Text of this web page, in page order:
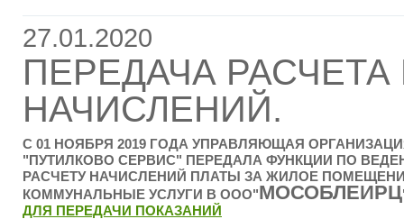
27.01.2020
ПЕРЕДАЧА РАСЧЕТА
НАЧИСЛЕНИЙ.
С 01 НОЯБРЯ 2019 ГОДА УПРАВЛЯЮЩАЯ
"ПУТИЛКОВО СЕРВИС" ПЕРЕДАЛА ФУНКЦИИ ПО
РАСЧЕТУ НАЧИСЛЕНИЙ ПЛАТЫ ЗА ЖИЛОЕ
КОММУНАЛЬНЫЕ УСЛУГИ В ООО"МОСОБЛЕИРЦ
ДЛЯ ПЕРЕДАЧИ ПОКАЗАНИЙ